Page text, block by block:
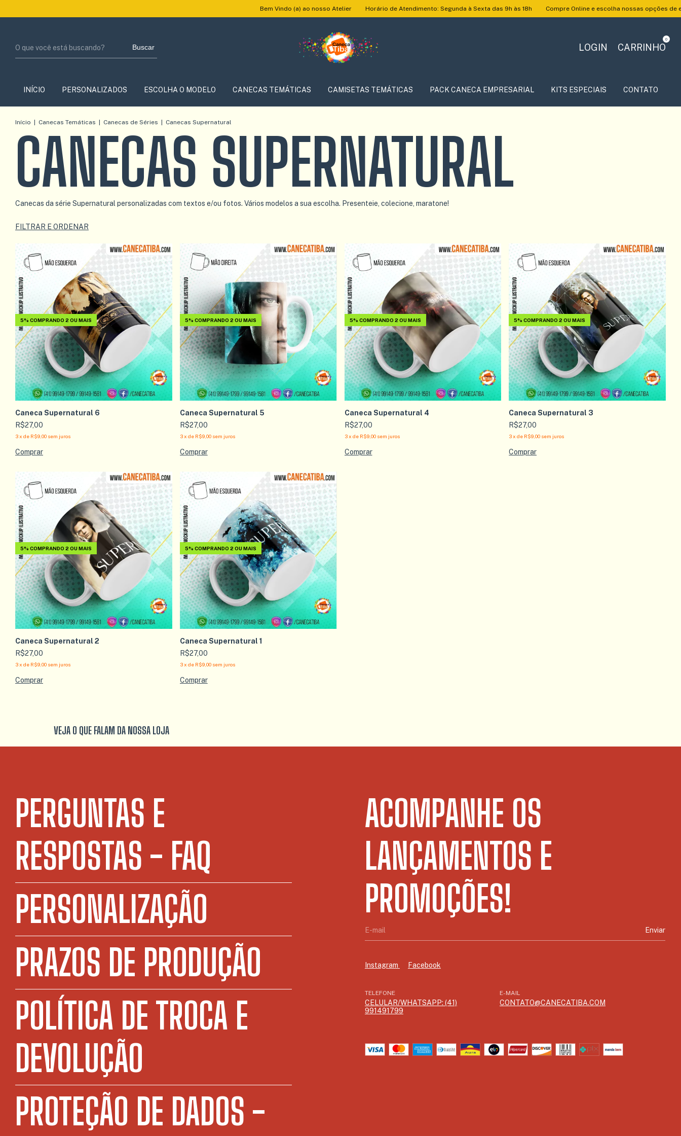
Bem Vindo (a) ao nosso Atelier Horário de Atendimento: Segunda à Sexta das 9h às 18h Compre Online e escolha nossas opções de entrega.
Buscar LOGIN CARRINHO
0
INÍCIO PERSONALIZADOS ESCOLHA O MODELO CANECAS TEMÁTICAS CAMISETAS TEMÁTICAS PACK CANECA EMPRESARIAL KITS ESPECIAIS CONTATO
Início Canecas Temáticas Canecas de Séries Canecas Supernatural
CANECAS SUPERNATURAL
Canecas da série Supernatural personalizadas com textos e/ou fotos. Vários modelos a sua escolha. Presenteie, colecione, maratone!
FILTRAR E ORDENAR
5% COMPRANDO 2 OU MAIS
Caneca Supernatural 6
R$27,00
3x de R$9,00 sem juros
5% COMPRANDO 2 OU MAIS
Caneca Supernatural 5
R$27,00
3x de R$9,00 sem juros
5% COMPRANDO 2 OU MAIS
Caneca Supernatural 4
R$27,00
3 x de R$9,00 sem juros
5%COMPRANDO 2 OU MAIS
Caneca Supernatural 3
R$27,00
3xde R$9,00 sem juros
5% COMPRANDO 2 OU MAIS
Caneca Supernatural 2
R$27,00
3x de R$9,00 sem juros
5% COMPRANDO 2 OU MAIS
Caneca Supernatural 1
R$27,00
3x de R$9,00 sem juros
VEJA O QUE FALAM DA NOSSA LOJA
PERGUNTAS E
RESPOSTAS - FAQ
PERSONALIZAÇÃO
PRAZOS DE PRODUÇÃO
POLÍTICA DE TROCA E
DEVOLUÇÃO
PROTEÇÃO DE DADOS -
ACOMPANHE OS
LANÇAMENTOS E
PROMOÇÕES!
Instagram Facebook
TELEFONE
CELULAR/WHATSAPP: (41)
991491799
E-MAIL
CONTATO@CANECATIBA.COM